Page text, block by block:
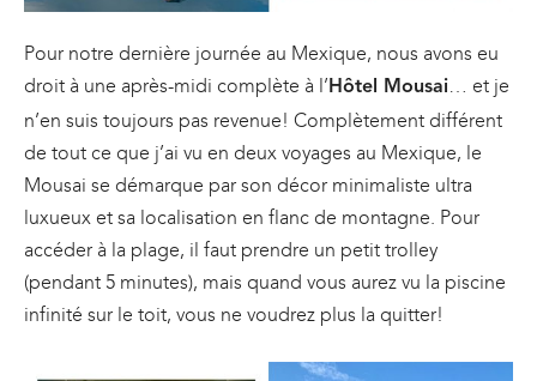
Pour notre dernière journée au Mexique, nous avons eu
droit à une après-midi complète à l’ Hôtel Mousai… et je
n’en suis toujours pas revenue! Complètement différent
de tout ce que j’ai vu en deux voyages au Mexique, le
Mousai se démarque par son décor minimaliste ultra
luxueux et sa localisation en flanc de montagne. Pour
accéder à la plage, il faut prendre un petit trolley
(pendant 5 minutes), mais quand vous aurez vu la piscine
infinité sur le toit, vous ne voudrez plus la quitter!